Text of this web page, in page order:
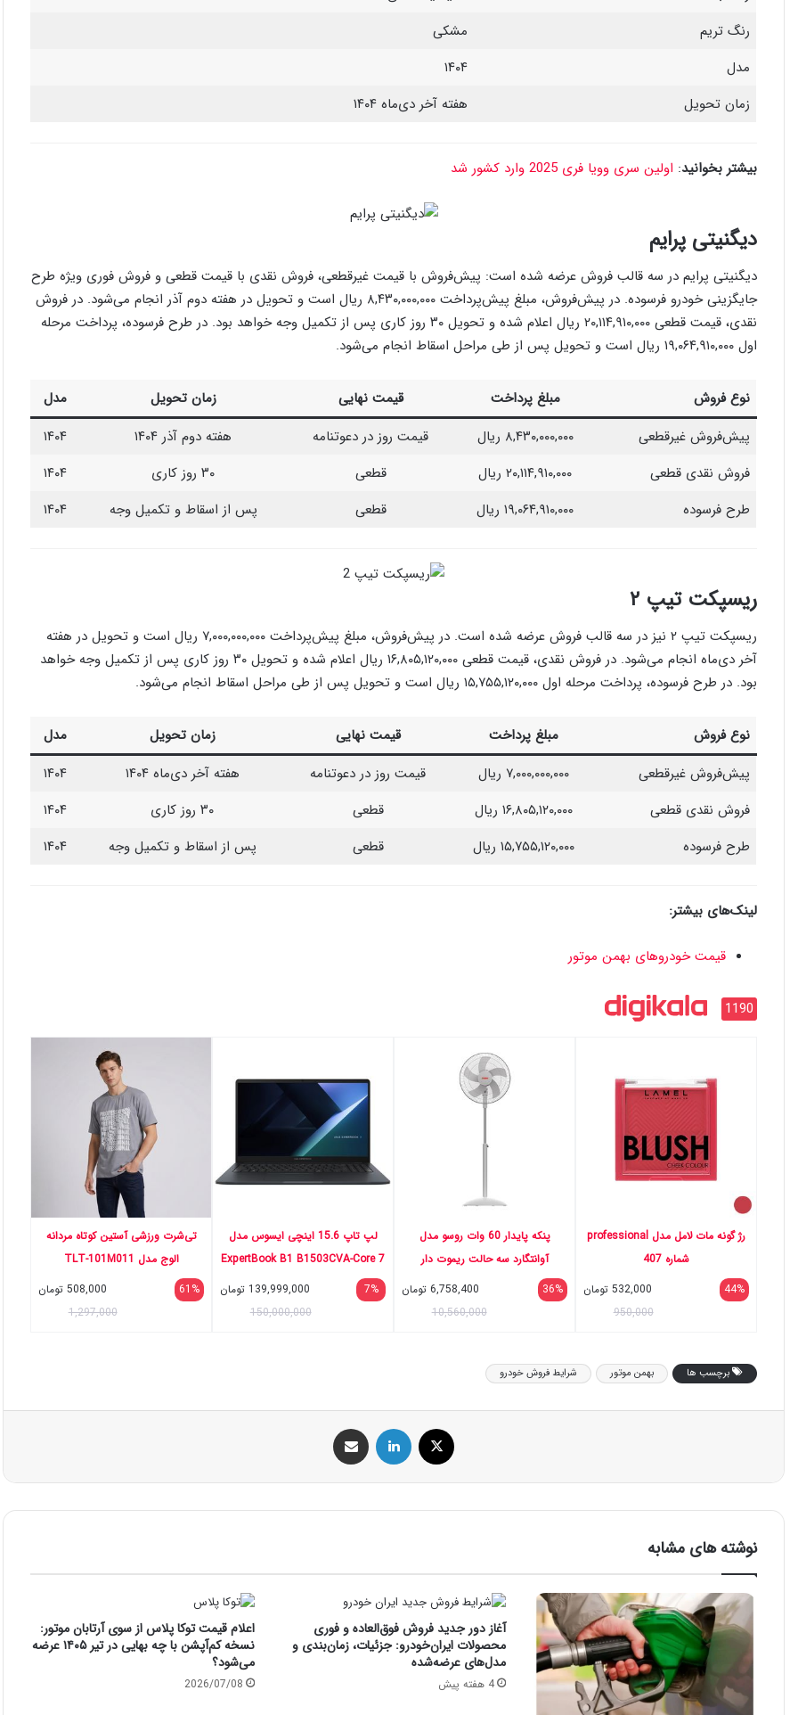
رنگ تریم
مشکی
مدل
۱۴۰۴
زمان تحویل
هفته آخر دی‌ماه ۱۴۰۴
بیشتر بخوانید: اولین سری وویا فری 2025 وارد کشور شد
دیگنیتی پرایم
دیگنیتی پرایم در سه قالب فروش عرضه شده است: پیش‌فروش با قیمت غیرقطعی، فروش نقدی با قیمت قطعی و فروش فوری ویژه طرح
جایگزینی خودرو فرسوده. در پیش‌فروش، مبلغ پیش‌پرداخت ۸,۴۳۰,۰۰۰,۰۰۰ ریال است و تحویل در هفته دوم آذر انجام می‌شود. در فروش
نقدی، قیمت قطعی ۲۰,۱۱۴,۹۱۰,۰۰۰ ریال اعلام شده و تحویل ۳۰ روز کاری پس از تکمیل وجه خواهد بود. در طرح فرسوده، پرداخت مرحله
اول ۱۹,۰۶۴,۹۱۰,۰۰۰ ریال است و تحویل پس از طی مراحل اسقاط انجام می‌شود.
نوع فروش مبلغ پرداخت قیمت نهایی زمان تحویل
مدل
پیش‌فروش غیرقطعی
۸,۴۳۰,۰۰۰,۰۰۰ ریال قیمت روز در دعوتنامه هفته دوم آذر ۱۴۰۴
۱۴۰۴
فروش نقدی قطعی
۲۰,۱۱۴,۹۱۰,۰۰۰ ریال قطعی ۳۰ روز کاری
۱۴۰۴
طرح فرسوده
۱۹,۰۶۴,۹۱۰,۰۰۰ ریال قطعی پس از اسقاط و تکمیل وجه ۱۴۰۴
ریسپکت تیپ ۲
ریسپکت تیپ ۲ نیز در سه قالب فروش عرضه شده است. در پیش‌فروش، مبلغ پیش‌پرداخت ۷,۰۰۰,۰۰۰,۰۰۰ ریال است و تحویل در هفته
آخر دی‌ماه انجام می‌شود. در فروش نقدی، قیمت قطعی ۱۶,۸۰۵,۱۲۰,۰۰۰ ریال اعلام شده و تحویل ۳۰ روز کاری پس از تکمیل وجه خواهد
بود. در طرح فرسوده، پرداخت مرحله اول ۱۵,۷۵۵,۱۲۰,۰۰۰ ریال است و تحویل پس از طی مراحل اسقاط انجام می‌شود.
نوع فروش مبلغ پرداخت قیمت نهایی زمان تحویل
مدل
پیش‌فروش غیرقطعی
۷,۰۰۰,۰۰۰,۰۰۰ ریال قیمت روز در دعوتنامه هفته آخر دی‌ماه ۱۴۰۴
۱۴۰۴
فروش نقدی قطعی
۱۶,۸۰۵,۱۲۰,۰۰۰ ریال قطعی ۳۰ روز کاری
۱۴۰۴
طرح فرسوده
۱۵,۷۵۵,۱۲۰,۰۰۰ ریال قطعی پس از اسقاط و تکمیل وجه ۱۴۰۴
لینک‌های بیشتر:
قیمت خودروهای بهمن موتور
1190
رژ گونه مات لامل مدل professional
شماره 407
44%
532,000 تومان
950,000
پنکه پایدار 60 وات روسو مدل
آوانتگارد سه حالت ریموت دار
36%
6,758,400 تومان
10,560,000
لپ تاپ 15.6 اینچی ایسوس مدل
ExpertBook B1 B1503CVA-Core 7
150U-16GB DDR5 4800MHz-
512GB SSD-IPS-Fingerprint-Backlit
7%
139,999,000 تومان
150,000,000
تی‌شرت ورزشی آستین کوتاه مردانه
الوج مدل TLT-101M011
61%
508,000 تومان
1,297,000
برچسب ها بهمن موتور شرایط فروش خودرو
ایکس لینکداین
نوشته های مشابه
آغاز دور جدید فروش فوق‌العاده و فوری
محصولات ایران‌خودرو: جزئیات، زمان‌بندی و
مدل‌های عرضه‌شده
4 هفته پیش
اعلام قیمت توکا پلاس از سوی آرتابان موتور:
نسخه کم‌آپشن با چه بهایی در تیر ۱۴۰۵ عرضه
می‌شود؟
2026/07/08